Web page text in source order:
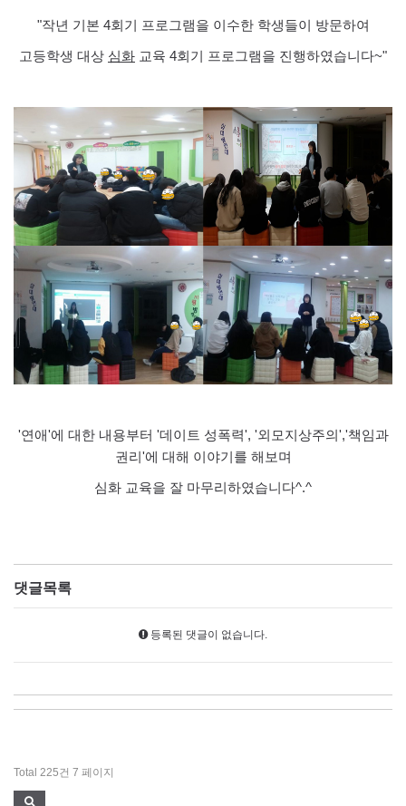
"작년 기본 4회기 프로그램을 이수한 학생들이 방문하여
고등학생 대상 심화 교육 4회기 프로그램을 진행하였습니다~"
'연애'에 대한 내용부터 '데이트 성폭력', '외모지상주의','책임과
권리'에 대해 이야기를 해보며
심화 교육을 잘 마무리하였습니다^.^
댓글목록
등록된 댓글이 없습니다.
Total 225건 7 페이지